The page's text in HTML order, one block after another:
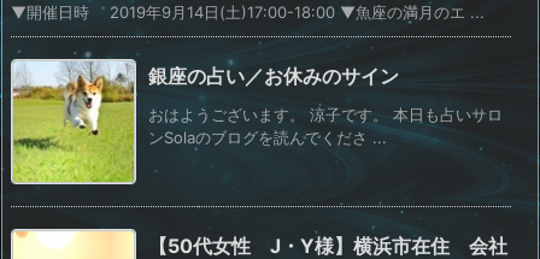
▼開催日時 2019年9月14日(土)17:00-18:00 ▼魚座の満月のエ ...
銀座の占い／お休みのサイン
おはようございます。 涼子です。 本日も占いサロ
ンSolaのブログを読んでくださ ...
【50代女性 J・Y様】横浜市在住 会社